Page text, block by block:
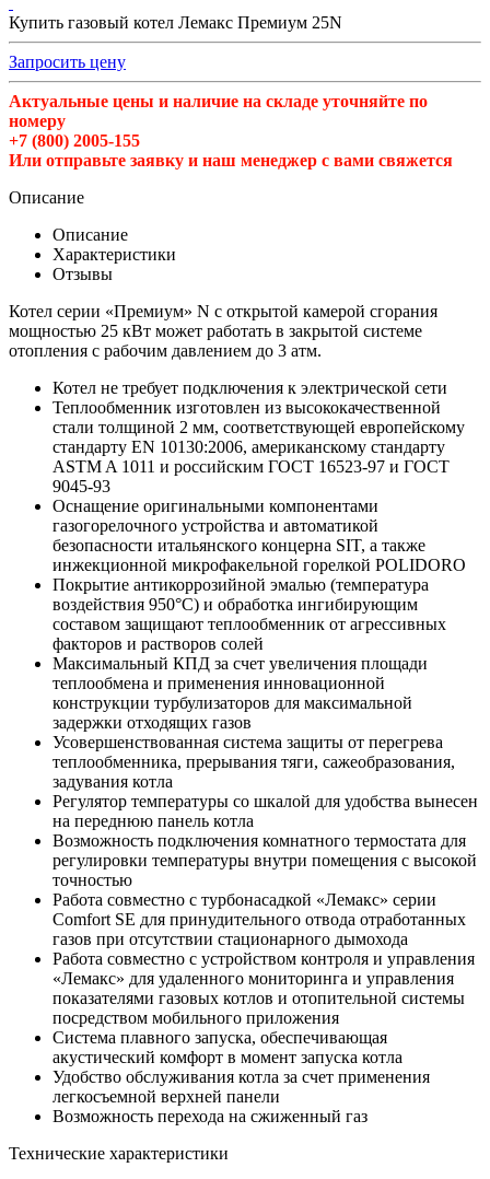
Купить газовый котел Лемакс Премиум 25N
Запросить цену
Актуальные цены и наличие на складе уточняйте по
номеру
+7 (800) 2005-155
Или отправьте заявку и наш менеджер с вами свяжется
Описание
Описание
Характеристики
Отзывы
Котел серии «Премиум» N с открытой камерой сгорания
мощностью 25 кВт может работать в закрытой системе
отопления с рабочим давлением до 3 атм.
Котел не требует подключения к электрической сети
Теплообменник изготовлен из высококачественной
стали толщиной 2 мм, соответствующей европейскому
стандарту EN 10130:2006, американскому стандарту
ASTM A 1011 и российским ГОСТ 16523-97 и ГОСТ
9045-93
Оснащение оригинальными компонентами
газогорелочного устройства и автоматикой
безопасности итальянского концерна SIT, а также
инжекционной микрофакельной горелкой POLIDORO
Покрытие антикоррозийной эмалью (температура
воздействия 950°С) и обработка ингибирующим
составом защищают теплообменник от агрессивных
факторов и растворов солей
Максимальный КПД за счет увеличения площади
теплообмена и применения инновационной
конструкции турбулизаторов для максимальной
задержки отходящих газов
Усовершенствованная система защиты от перегрева
теплообменника, прерывания тяги, сажеобразования,
задувания котла
Регулятор температуры со шкалой для удобства вынесен
на переднюю панель котла
Возможность подключения комнатного термостата для
регулировки температуры внутри помещения с высокой
точностью
Работа совместно с турбонасадкой «Лемакс» серии
Comfort SE для принудительного отвода отработанных
газов при отсутствии стационарного дымохода
Работа совместно с устройством контроля и управления
«Лемакс» для удаленного мониторинга и управления
показателями газовых котлов и отопительной системы
посредством мобильного приложения
Система плавного запуска, обеспечивающая
акустический комфорт в момент запуска котла
Удобство обслуживания котла за счет применения
легкосъемной верхней панели
Возможность перехода на сжиженный газ
Технические характеристики